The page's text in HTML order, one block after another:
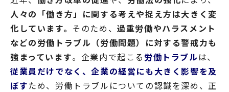
人々の「働き方」に関する考えや捉え方は大きく変
化しています。 そのため、過重労働やハラスメント
などの労働トラブル（労働問題）に対する警戒力も
強まっています。企業内で起こる 労働トラブルは、
従業員だけでなく、企業の経営にも大きく影響を及
ぼすため、労働トラブルについての認識を深め、正